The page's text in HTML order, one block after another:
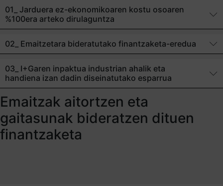
01_ Jarduera ez-ekonomikoaren kostu osoaren
%100era arteko dirulaguntza
02_ Emaitzetara bideratutako finantzaketa-eredua
03_ I+Garen inpaktua industrian ahalik eta
handiena izan dadin diseinatutako esparrua
Emaitzak aitortzen eta
gaitasunak bideratzen dituen
finantzaketa